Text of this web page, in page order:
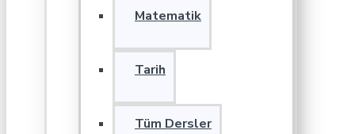
Matematik
Tarih
Tüm Dersler